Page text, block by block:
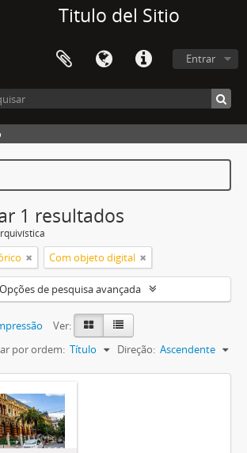
Titulo del Sitio
Entrar
1 resultados
Com objeto digital
Opções de pesquisa avançada
Ver:
por ordem: Título Direção: Ascendente